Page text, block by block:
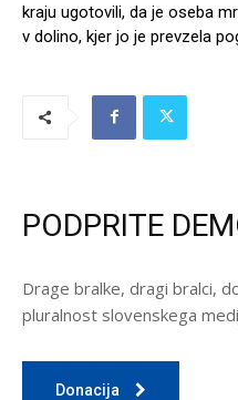
kraju ugotovili, da je oseba
v dolino, kjer jo je prevzela
PODPRITE
Drage bralke, dragi bralci,
pluralnost slovenskega
Donacija